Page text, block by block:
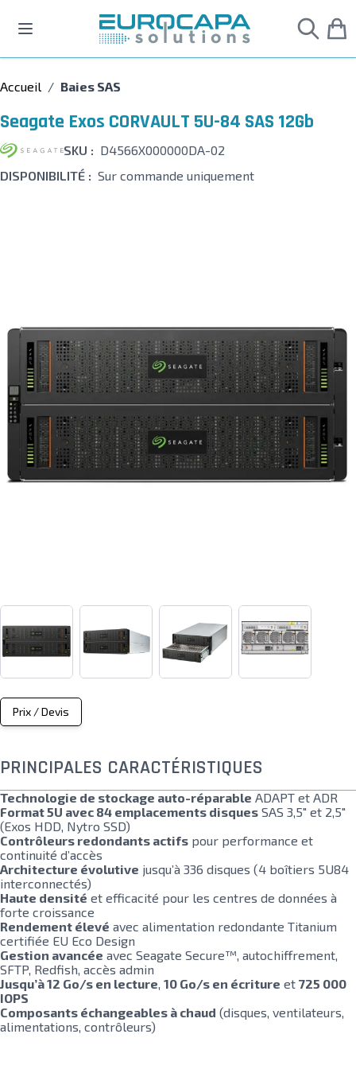
Accueil / Baies SAS
Seagate Exos CORVAULT 5U-84 SAS 12Gb
SKU : D4566X000000DA-02
DISPONIBILITÉ : Sur commande uniquement
Prix / Devis
PRINCIPALES CARACTÉRISTIQUES
Technologie de stockage auto-réparable ADAPT et ADR
Format 5U avec 84 emplacements disques SAS 3,5" et 2,5"
(Exos HDD, Nytro SSD)
Contrôleurs redondants actifs pour performance et
continuité d’accès
Architecture évolutive jusqu’à 336 disques (4 boîtiers 5U84
interconnectés)
Haute densité et efficacité pour les centres de données à
forte croissance
Rendement élevé avec alimentation redondante Titanium
certifiée EU Eco Design
Gestion avancée avec Seagate Secure™, autochiffrement,
SFTP, Redfish, accès admin
Jusqu’à 12 Go/s en lecture, 10 Go/s en écriture et 725 000
IOPS
Composants échangeables à chaud (disques, ventilateurs,
alimentations, contrôleurs)